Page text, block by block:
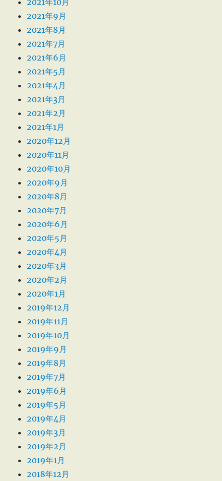
2021年9月
2021年8月
2021年7月
2021年6月
2021年5月
2021年4月
2021年3月
2021年2月
2021年1月
2020年12月
2020年11月
2020年10月
2020年9月
2020年8月
2020年7月
2020年6月
2020年5月
2020年4月
2020年3月
2020年2月
2020年1月
2019年12月
2019年11月
2019年10月
2019年9月
2019年8月
2019年7月
2019年6月
2019年5月
2019年4月
2019年3月
2019年2月
2019年1月
2018年12月